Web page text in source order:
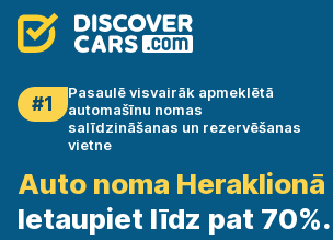
#1
Pasaulē visvairāk apmeklētā
automašīnu nomas
salīdzināšanas un rezervēšanas
vietne
Auto noma Heraklionā
Ietaupiet līdz pat 70%.